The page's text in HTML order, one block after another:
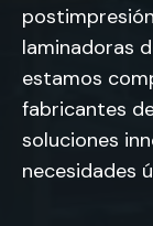
laminadoras
estamos
fabricantes
soluciones
necesidades